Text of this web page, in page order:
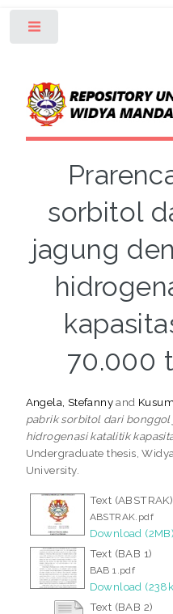
sorbitol
jagung
70.000
Angela, Stefannyand
pabrik sorbitol dari
hidrogenasi katalitik
Undergraduate thesis,
University.
Text (ABSTRAK)
ABSTRAK.pdf
Download (2MB)
Text (BAB 1)
BAB 1.pdf
Download
Text (BAB 2)